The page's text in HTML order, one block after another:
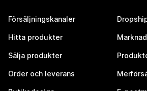
Försäljningskanaler
Hitta produkter
Sälja produkter
Order och leverans